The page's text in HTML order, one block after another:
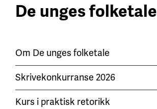
De unges folketale
Om De unges folketale
Skrivekonkurranse 2026
Kurs i praktisk retorikk